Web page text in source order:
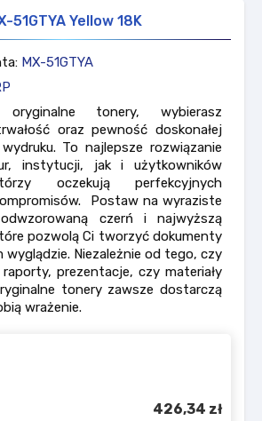
51GTYA Yellow 18K
MX-51GTYA
tonery, wybierasz
oraz pewność doskonałej
To najlepsze rozwiązanie
instytucji, jak i użytkowników
oczekują perfekcyjnych
Postaw na wyraziste
czerń i najwyższą
pozwolą Ci tworzyć dokumenty
Niezależnie od tego, czy
prezentacje, czy materiały
tonery zawsze dostarczą
wrażenie.
426,34 zł